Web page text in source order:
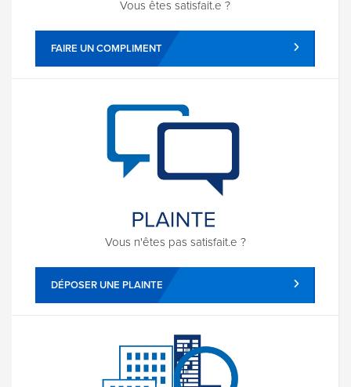
Vous êtes satisfait.e ?
FAIRE UN COMPLIMENT
Vous n'êtes pas satisfait.e ?
DÉPOSER UNE PLAINTE